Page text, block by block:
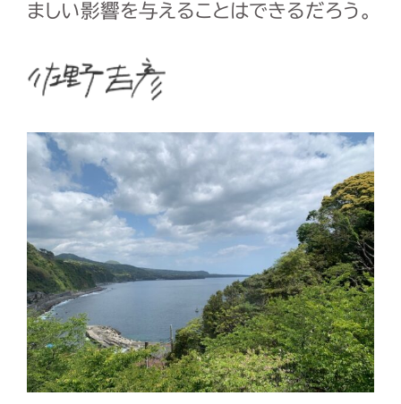
ましい影響を与えることはできるだろう。